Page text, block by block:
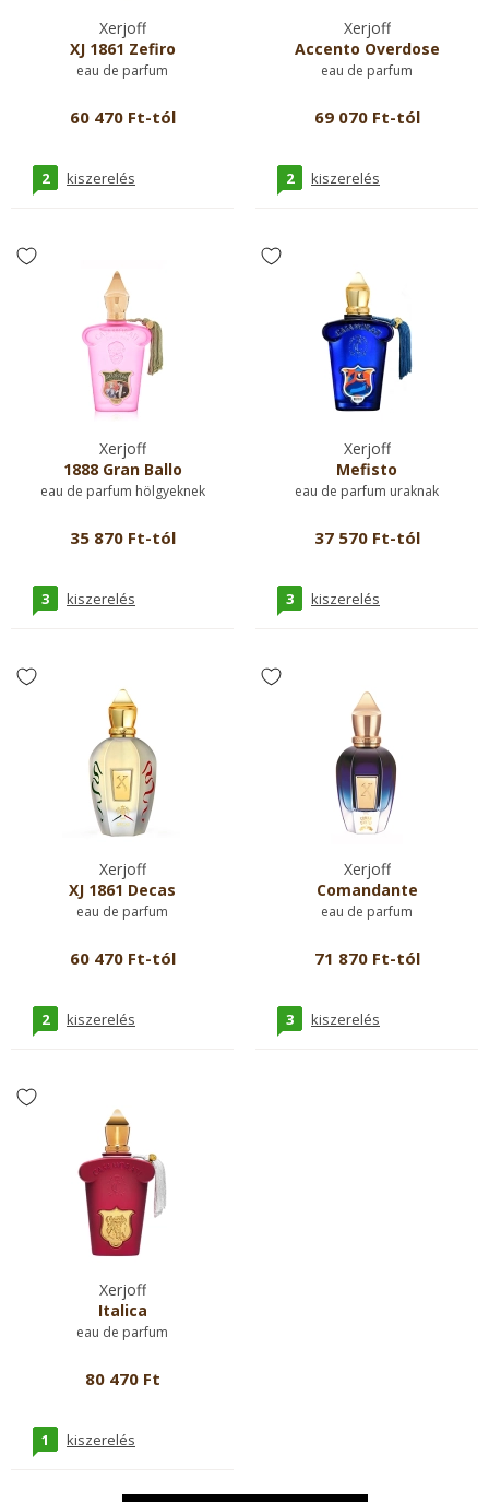
Xerjoff
XJ 1861 Zefiro
eau de parfum
60 470 Ft-tól
2 kiszerelés
Xerjoff
Accento Overdose
eau de parfum
69 070 Ft-tól
2 kiszerelés
Xerjoff
1888 Gran Ballo
eau de parfum hölgyeknek
35 870 Ft-tól
3 kiszerelés
Xerjoff
Mefisto
eau de parfum uraknak
37 570 Ft-tól
3 kiszerelés
Xerjoff
XJ 1861 Decas
eau de parfum
60 470 Ft-tól
2 kiszerelés
Xerjoff
Comandante
eau de parfum
71 870 Ft-tól
3 kiszerelés
Xerjoff
Italica
eau de parfum
80 470 Ft
1 kiszerelés